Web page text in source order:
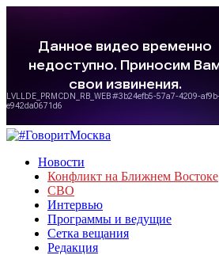
Новости
Конфликт на Ближнем Востоке
СВО
Интервью
Программы и ведущие
Сетка вещания
Редакция